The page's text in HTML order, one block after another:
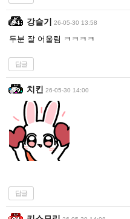
강슬기 26-05-30 13:58
두분 잘 어울림 ㅋㅋㅋㅋ
답글
치킨 26-05-30 14:00
답글